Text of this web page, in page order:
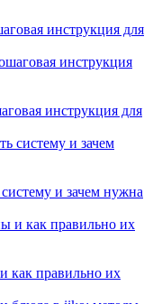
инструкция для
инструкция для
и зачем нужна
правильно их